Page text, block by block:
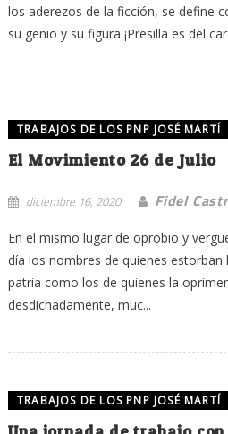
los aderezos de la ficción, se define
su genio y su figura ¡Presilla es del
TRABAJOS DE LOS PNP JOSÉ MARTÍ
El Movimiento 26 de Julio
diciembre 16, 2020 Fidel
En el mismo lugar de oprobio y
día los nombres de quienes estorban
patria como los de quienes la
desdichadamente, muc...
TRABAJOS DE LOS PNP JOSÉ MARTÍ